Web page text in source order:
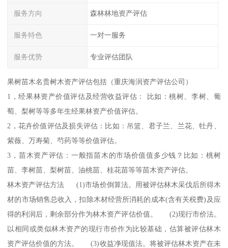
服务方向 森林林地资产评估
服务特色 一对一服务
服务优势 专业评估团队
果树苗木名贵树木资产评估包括（重庆海润资产评估公司）
1，经果林资产价值评估及经营收益评估： 比如：桃树、李树、葡
萄、梨树等等多年生经果林资产价值评估。
2，花卉价值评估及损失评估：比如：吊篮、君子兰、兰花、牡丹、
紫薇、万寿菊、芍药等等价值评估。
3，苗木资产评估：一般指苗木的市场价值值多少钱？比如：桃树
苗、李树苗、梨树苗、油桃苗、桂花苗等等苗木资产评估。
林木资产评估方法 (1)市场价倒算法。用被评估林木采伐后所得木
材的市场销售总收入，扣除木材经营所消耗的成本(含有关税费)及应
得的利润后，剩余部分作为林木资产评估价值。 (2)现行市价法。
以相同或类似林木资产的现行市价作为比较基础，估算被评估林木
资产评估价值的方法。 (3)收益净现值法。将被评估林木资产在未